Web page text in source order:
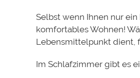
Selbst wenn Ihnen nur
komfortables Wohnen!
Lebensmittelpunkt dient,
Im Schlafzimmer gibt es